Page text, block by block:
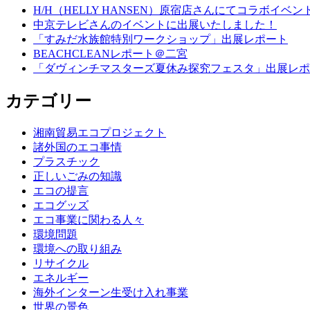
H/H（HELLY HANSEN）原宿店さんにてコラボイベン
中京テレビさんのイベントに出展いたしました！
「すみだ水族館特別ワークショップ」出展レポート
BEACHCLEANレポート＠二宮
「ダヴィンチマスターズ夏休み探究フェスタ」出展レ
カテゴリー
湘南貿易エコプロジェクト
諸外国のエコ事情
プラスチック
正しいごみの知識
エコの提言
エコグッズ
エコ事業に関わる人々
環境問題
環境への取り組み
リサイクル
エネルギー
海外インターン生受け入れ事業
世界の景色